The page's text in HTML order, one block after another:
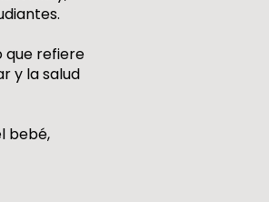
que refiere
y la salud
bebé,